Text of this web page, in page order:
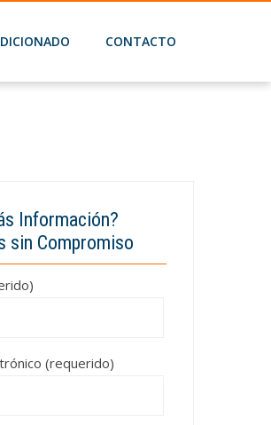
CONTACTO
Información?
sin Compromiso
(requerido)